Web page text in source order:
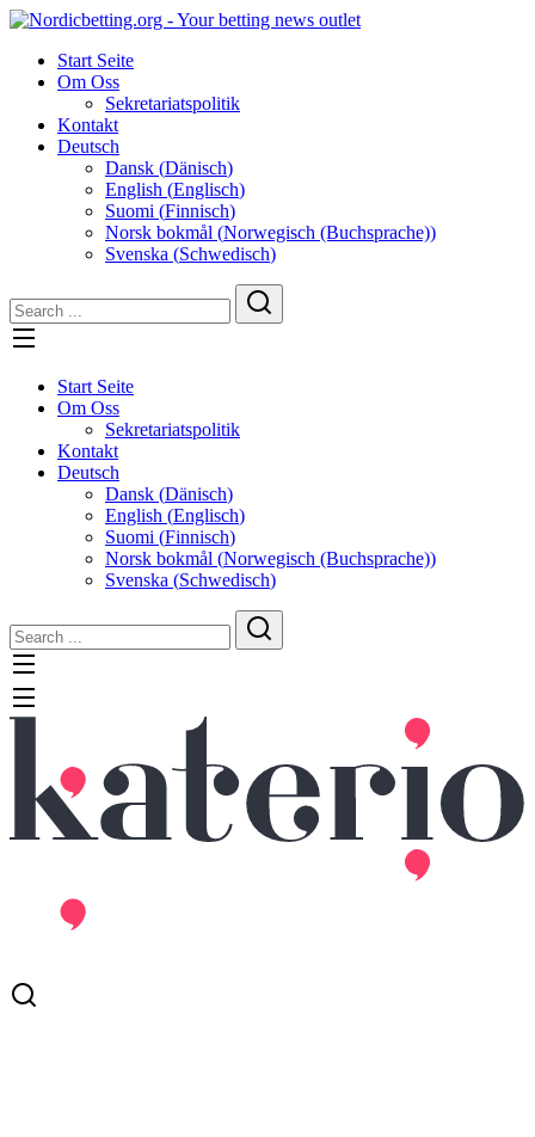
Skip
contentStart Seite
Om Oss
Sekretariatspolitik
Kontakt
Deutsch
Dansk (Dänisch)
English (Englisch)
Suomi (Finnisch)
Norsk bokmål (Norwegisch (Buchsprache))
Svenska (Schwedisch)
Start Seite
Om Oss
Sekretariatspolitik
Kontakt
Deutsch
Dansk (Dänisch)
English (Englisch)
Suomi (Finnisch)
Norsk bokmål (Norwegisch (Buchsprache))
Svenska (Schwedisch)